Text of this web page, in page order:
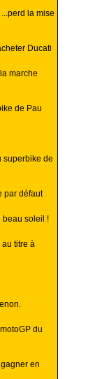
la mise
Ducati
marche
de Pau
superbike de
par défaut
beau soleil !
au titre à
du
en